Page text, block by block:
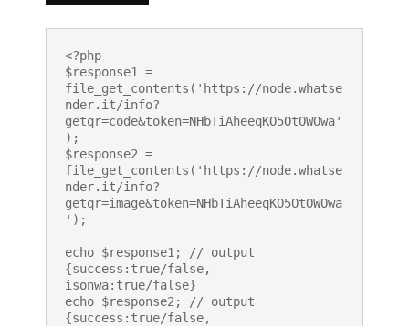
<?php
$response1 =
file_get_contents('https://node.whatse
nder.it/info?
getqr=code&token=NHbTiAheeqKO5OtOWOwa'
);
$response2 =
file_get_contents('https://node.whatse
nder.it/info?
getqr=image&token=NHbTiAheeqKO5OtOWOwa
');
echo $response1; // output
{success:true/false,
isonwa:true/false}
echo $response2; // output
{success:true/false,